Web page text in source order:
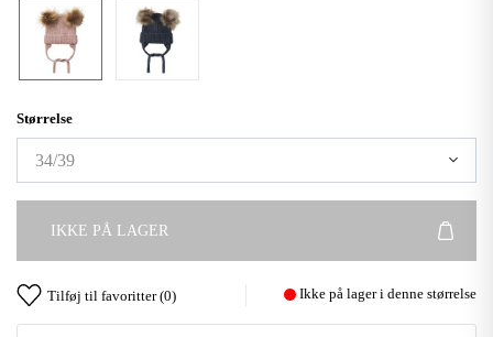
Størrelse
IKKE PÅ LAGER
Tilføj til favoritter (0) Ikke på lager i denne størrelse